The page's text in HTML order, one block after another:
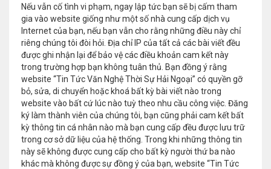
Nếu vẫn cố tình vi phạm, ngay lập tức bạn sẽ bị cấm tham
gia vào website giống như một số nhà cung cấp dịch vụ
Internet của bạn, nếu bạn vẫn cho rằng những điều này chỉ
riêng chúng tôi đòi hỏi. Địa chỉ IP của tất cả các bài viết đều
được ghi nhận lại để bảo vệ các điều khoản cam kết này
trong trường hợp bạn không tuân thủ. Bạn đồng ý rằng
website “Tin Tức Văn Nghệ Thời Sự Hải Ngoại” có quyền gỡ
bỏ, sửa, di chuyển hoặc khoá bất kỳ bài viết nào trong
website vào bất cứ lúc nào tuỳ theo nhu cầu công việc. Đăng
ký làm thành viên của chúng tôi, bạn cũng phải cam kết bất
kỳ thông tin cá nhân nào mà bạn cung cấp đều được lưu trữ
trong cơ sở dữ liệu của hệ thống. Trong khi những thông tin
này sẽ không được cung cấp cho bất kỳ người thứ ba nào
khác mà không được sự đồng ý của bạn, website “Tin Tức